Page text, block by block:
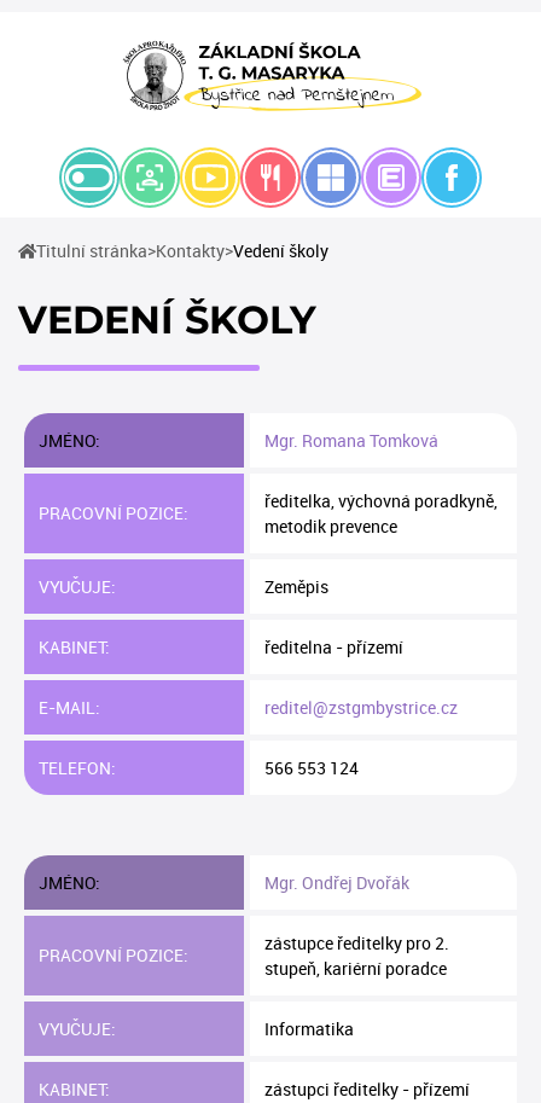
Titulní stránka(current)
Kontakty(current)
Vedení školy
VEDENÍ ŠKOLY
JMÉNO: Mgr. Romana Tomková
PRACOVNÍ POZICE:
ředitelka, výchovná poradkyně,
metodik prevence
VYUČUJE: Zeměpis
KABINET: ředitelna - přízemí
E-MAIL: reditel@zstgmbystrice.cz
TELEFON: 566 553 124
JMÉNO: Mgr. Ondřej Dvořák
PRACOVNÍ POZICE:
zástupce ředitelky pro 2.
stupeň, kariérní poradce
VYUČUJE: Informatika
KABINET: zástupci ředitelky - přízemí